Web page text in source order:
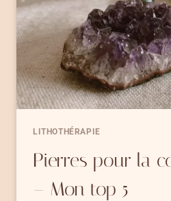
LITHOTHÉRAPIE
Pierres pour la
– Mon top 5